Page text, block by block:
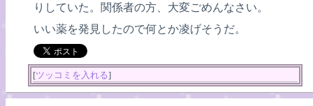
りしていた。関係者の方、大変ごめんなさい。
いい薬を発見したので何とか凌げそうだ。
[ツッコミを入れる]